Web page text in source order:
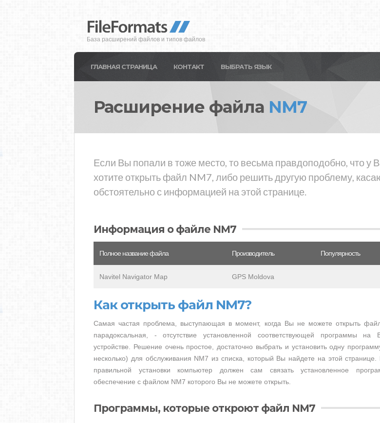
База расширений файлов и типов файлов
ГЛАВНАЯ СТРАНИЦА КОНТАКТ ВЫБРАТЬ ЯЗЫК
Расширение файла NM7
Если Вы попали в тоже место, то весьма правдоподобно, что
хотите открыть файл NM7, либо решить другую проблему,
обстоятельно с информацией на этой странице.
Информация о файле NM7
Полное название файла Производитель Популярность
Navitel Navigator Map GPS Moldova
Как открыть файл NM7?
Самая частая проблема, выступающая в момент, когда Вы не можете открыть
парадоксальная, - отсутствие установленной соответствующей программы на
устройстве. Решение очень простое, достаточно выбрать и установить одну
несколько) для обслуживания NM7 из списка, который Вы найдете на этой странице.
правильной установки компьютер должен сам связать установленное
обеспечение с файлом NM7 которого Вы не можете открыть.
Программы, которые откроют файл NM7